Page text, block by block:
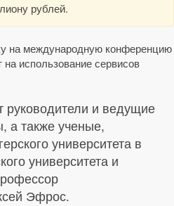
рублей.
на международную конференцию
использование сервисов
руководители и ведущие
а также ученые,
университета в
университета и
Эфрос.